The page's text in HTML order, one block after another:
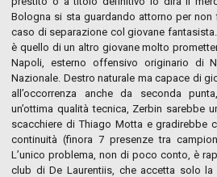
Bologna si sta guardando attorno per non
caso di separazione col giovane
è quello di un altro giovane molto
Napoli, esterno offensivo originario di
Nazionale. Destro naturale ma capace di
all’occorrenza anche da seconda
un’ottima qualità tecnica, Zerbin sarebbe
scacchiere di Thiago Motta e gradirebbe
continuità (finora 7 presenze tra
L’unico problema, non di poco conto, è
club di De Laurentiis, che accetta solo